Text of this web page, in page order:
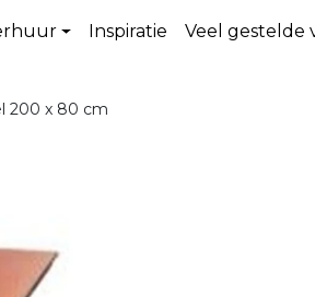
Inspiratie Veel gestelde
200 x 80 cm